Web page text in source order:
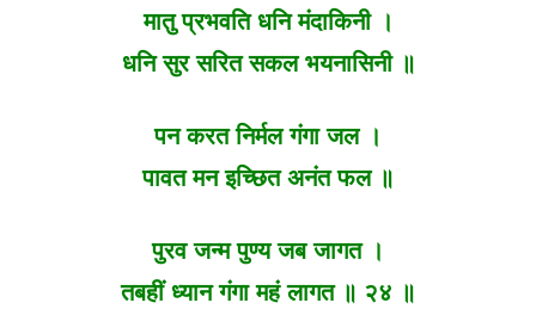
मातु प्रभवति धनि मंदाकिनी ।
धनि सुर सरित सकल भयनासिनी ॥
पन करत निर्मल गंगा जल ।
पावत मन इच्छित अनंत फल ॥
पुरव जन्म पुण्य जब जागत ।
तबहीं ध्यान गंगा महं लागत ॥ २४ ॥